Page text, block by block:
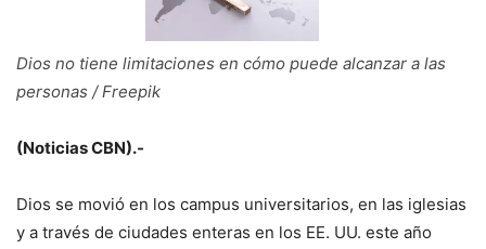
Dios no tiene limitaciones en cómo puede alcanzar a las
personas / Freepik
(Noticias CBN).-
Dios se movió en los campus universitarios, en las iglesias
y a través de ciudades enteras en los EE. UU. este año